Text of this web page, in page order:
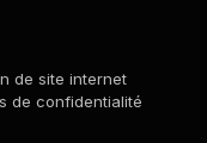
de site internet
de confidentialité